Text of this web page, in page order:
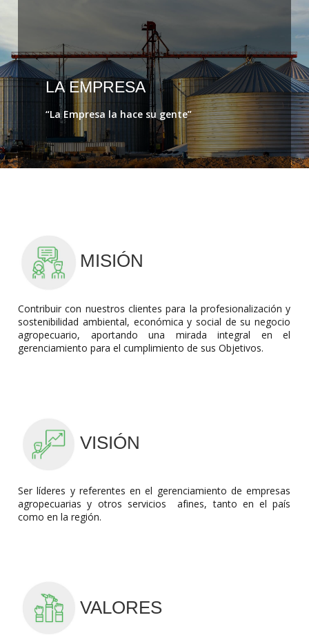
LA EMPRESA
“La Empresa la hace su gente”
MISIÓN
Contribuir con nuestros clientes para la profesionalización y
sostenibilidad ambiental, económica y social de su negocio
agropecuario, aportando una mirada integral en el
gerenciamiento para el cumplimiento de sus Objetivos.
VISIÓN
Ser líderes y referentes en el gerenciamiento de empresas
agropecuarias y otros servicios  afines, tanto en el país
como en la región.
VALORES